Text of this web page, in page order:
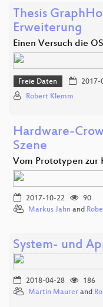
Thesis
Erweiterung
Einen Versuch die
Freie Daten 2017-
Robert Klemm
Hardware-
Szene
Vom Prototypen zur
2017-10-22
90
Markus Jahn and
System- und
2018-04-28
186
Martin Maurer and